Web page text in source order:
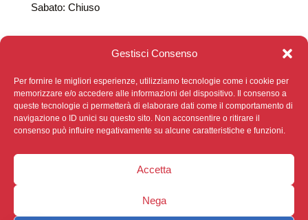
Gestisci Consenso
Per fornire le migliori esperienze, utilizziamo tecnologie come i cookie per
memorizzare e/o accedere alle informazioni del dispositivo. Il consenso a
queste tecnologie ci permetterà di elaborare dati come il comportamento di
navigazione o ID unici su questo sito. Non acconsentire o ritirare il
consenso può influire negativamente su alcune caratteristiche e funzioni.
Accetta
Nega
Sabato: Chiuso
Privacy Policy|Cookie Policy|Sviluppato daOphelia